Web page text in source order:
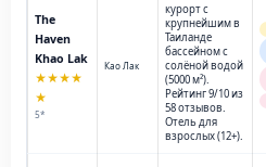
The
Haven
Khao Lak
★★★★
★
5*
Као Лак
курорт с
крупнейшим в
Таиланде
бассейном с
солёной водой
(5000 м²).
Рейтинг 9/10 из
58 отзывов.
Отель для
взрослых (12+).